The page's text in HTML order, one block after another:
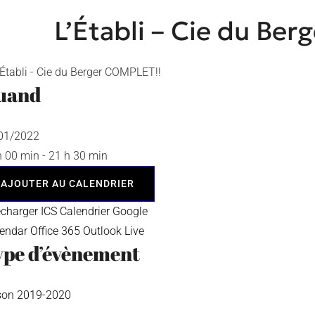
L’Établi – Cie du
2022
00 min - 21 h 30 min
AJOUTER AU CALENDRIER
ICS Calendrier Google
Office 365 Outlook Live
d’évènement
2019-2020